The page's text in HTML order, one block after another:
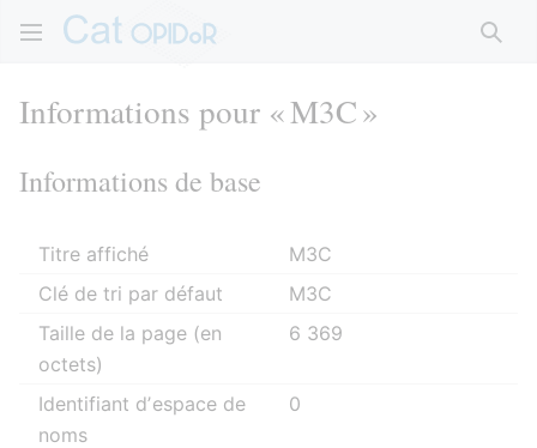
Informations pour « M3C »
Informations de base
Titre affiché
M3C
Clé de tri par défaut
M3C
Taille de la page (en
octets)
6 369
Identifiant dʼespace de
noms
0